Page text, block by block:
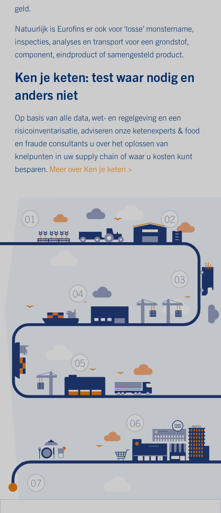
geld.
Natuurlijk is Eurofins er ook voor ‘losse’ monstername,
inspecties, analyses en transport voor een grondstof,
component, eindproduct of samengesteld product.
Ken je keten: test waar nodig en
anders niet
Op basis van alle data, wet- en regelgeving en een
risicoinventarisatie, adviseren onze ketenexperts & food
en fraude consultants u over het oplossen van
knelpunten in uw supply chain of waar u kosten kunt
besparen. Meer over Ken je keten >
01 02
03
04
05
06
07